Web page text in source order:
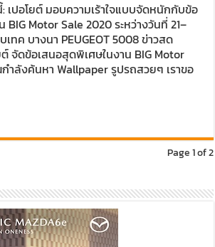
เปอโยต์ มอบความเร้าใจแบบจัดหนักกับข้อ
BIG Motor Sale 2020 ระหว่างวันที่ 21–
เทค บางนา PEUGEOT 5008 ข่าวสด
จัดข้อเสนอสุดพิเศษในงาน BIG Motor
ลังค้นหา Wallpaper รูปรถสวยๆ เราขอ
Page 1 of 2